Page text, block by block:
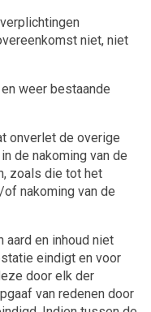
niet, niet
weer bestaande
onverlet de overige
de nakoming van de
zoals die tot het
nakoming van de
en inhoud niet
eindigt en voor
door elk der
van redenen door